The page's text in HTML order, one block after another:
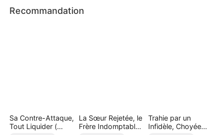
Recommandation
Sa Contre-Attaque,
Tout Liquider (
La Sœur Rejetée, le
Frère Indomptable
Trahie par un
Infidèle, Choyée